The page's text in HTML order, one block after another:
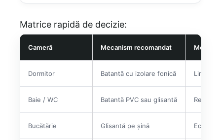
Matrice rapidă de decizie:
Cameră Mecanism recomandat Motivul
Dormitor Batantă cu izolare fonică Liniște
Baie / WC Batantă PVC sau glisantă
Bucătărie Glisantă pe șină